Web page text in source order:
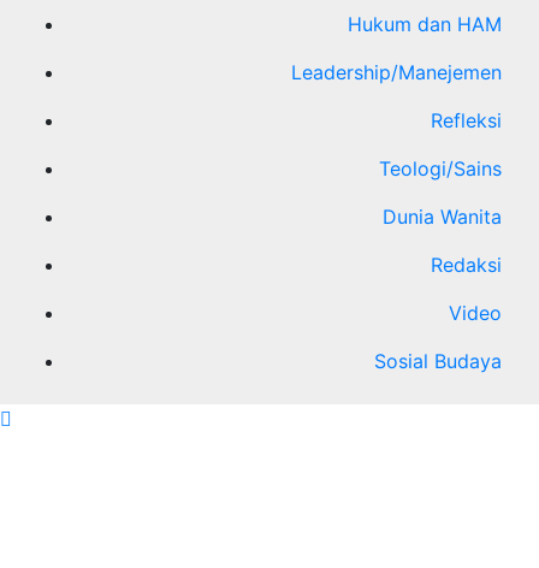
Hukum dan HAM
Leadership/Manejemen
Refleksi
Teologi/Sains
Dunia Wanita
Redaksi
Video
Sosial Budaya